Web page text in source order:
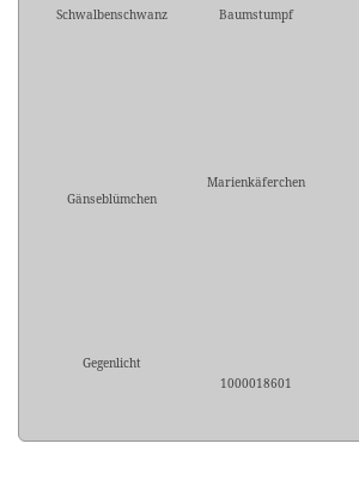
Schwalbenschwanz Baumstumpf
Gänseblümchen
Marienkäferchen
Gegenlicht
1000018601